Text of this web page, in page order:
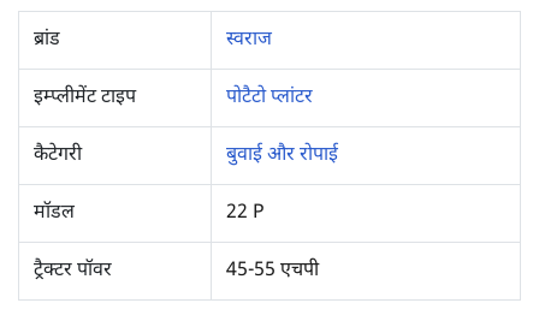
ब्रांड स्वराज
इम्प्लीमेंट टाइप पोटैटो प्लांटर
कैटेगरी बुवाई और रोपाई
मॉडल 22 P
ट्रैक्टर पॉवर 45-55 एचपी